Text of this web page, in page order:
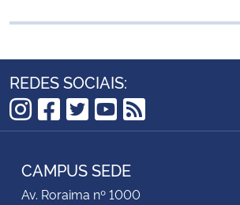
REDES SOCIAIS:
Instagram
Facebook
Twitter
YouTube
RSS
CAMPUS SEDE
Av. Roraima nº 1000